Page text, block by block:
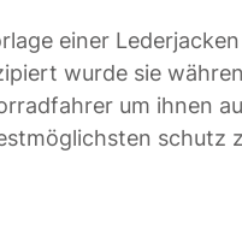
einer
wurde sie
um ihnen
schutz